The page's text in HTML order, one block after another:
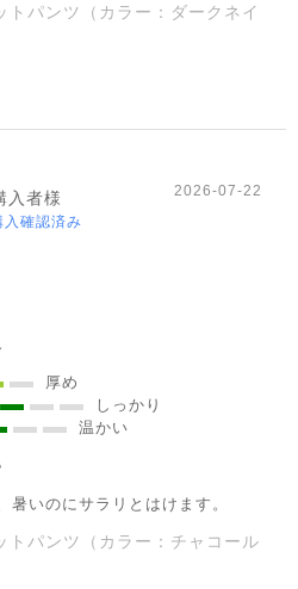
トパンツ（カラー：ダークネイ
入者様
入確認済み
2026-07-22
厚め
しっかり
温かい
いのにサラリとはけます。
トパンツ（カラー：チャコール